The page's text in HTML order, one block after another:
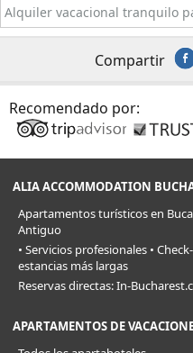
Alquiler vacacional tranquilo
Compartir
Recomendado por:
ALIA ACCOMMODATION
Apartamentos turísticos en
Antiguo
• Servicios profesionales •
estancias más largas
Reservas directas: In-
APARTAMENTOS DE